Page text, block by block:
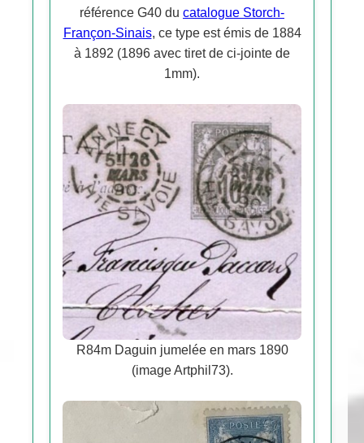
référence G40 du catalogue Storch-
Françon-Sinais, ce type est émis de 1884
à 1892 (1896 avec tiret de ci-jointe de
1mm).
R84m Daguin jumelée en mars 1890
(image Artphil73).